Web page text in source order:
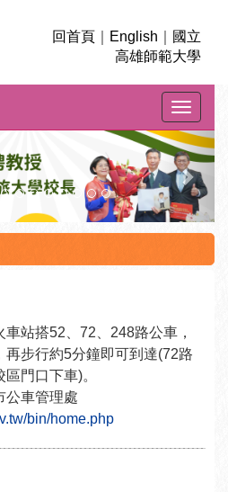
回首頁 English
國立
高雄師範大學
Toggle
下
一
則
站搭52、72、248路公車，
步行約5分鐘即可到達(72路
門口下車)。
公車管理處
bin/home.php